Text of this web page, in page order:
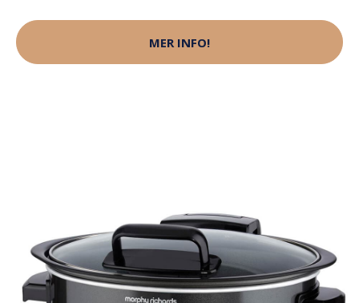
MER INFO!